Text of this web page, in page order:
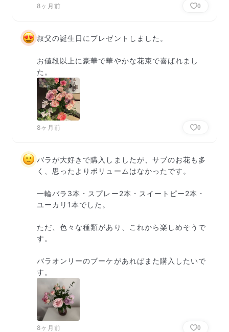
8ヶ月前 0
叔父の誕生日にプレゼントしました。
お値段以上に豪華で華やかな花束で喜ばれまし
た。
8ヶ月前 0
バラが大好きで購入しましたが、サブのお花も多
く、思ったよりボリュームはなかったです。
一輪バラ3本・スプレー2本・スイートピー2本・
ユーカリ1本でした。
ただ、色々な種類があり、これから楽しめそうで
す。
バラオンリーのブーケがあればまた購入したいで
す。
8ヶ月前 0